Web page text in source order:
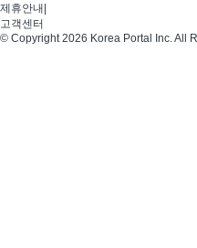
제휴안내
고객센터
© Copyright 2026 Korea Portal Inc. All